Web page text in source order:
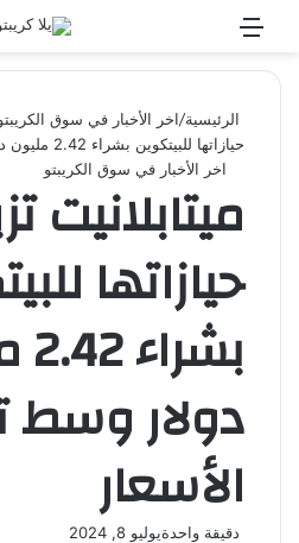
القائمة
الرئيسية/اخر الأخبار في سوق
حيازاتها للبيتكوين بشراء 2.42 مليون دولار وسط تراجع الأسعار
اخر الأخبار في سوق الكريبتو
ميتابلانيت
حيازاتها
دولار وسط
الأسعار
يوليو 8, 2024دقيقة واحدة